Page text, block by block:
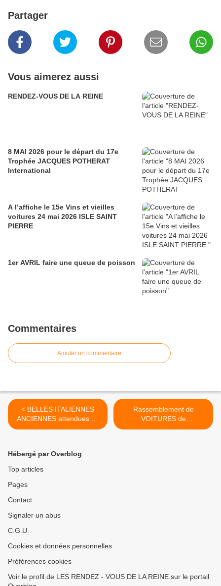
Partager
Vous aimerez aussi
RENDEZ-VOUS DE LA REINE
8 MAI 2026 pour le départ du 17e
Trophée JACQUES POTHERAT
International
A l’affiche le 15e Vins et vieilles
voitures 24 mai 2026 ISLE SAINT
PIERRE
1er AVRIL faire une queue de poisson
Commentaires
Ajouter un commentaire
< BELLES ITALIENNES
ANCIENNES attendues au
RENDEZ-VOUS de La
Rassemblement de
VOITURES de
COLLECTION dimanche 6
Hébergé par Overblog
Top articles
Pages
Contact
Signaler un abus
C.G.U.
Cookies et données personnelles
Préférences cookies
Voir le profil de LES RENDEZ - VOUS DE LA REINE sur le portail